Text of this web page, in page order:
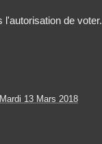
l'autorisation de voter.
Mardi 13 Mars 2018